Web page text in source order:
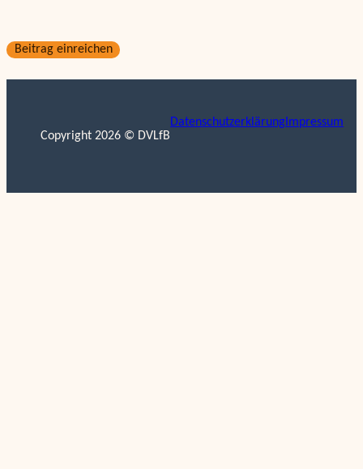
Beitrag einreichen
Copyright 2026 © DVLfB
Datenschutzerklärung Impressum